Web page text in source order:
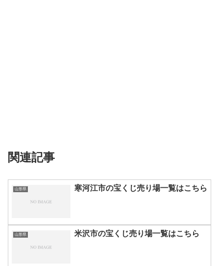
関連記事
山形県 寒河江市の宝くじ売り場一覧はこちら
山形県 米沢市の宝くじ売り場一覧はこちら